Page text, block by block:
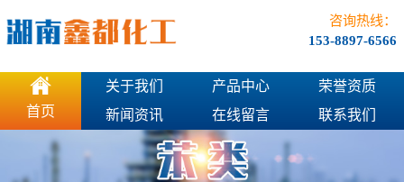
咨询热线：
153-8897-6566
首页
关于我们 产品中心
荣誉资质
新闻资讯
在线留言 联系我们